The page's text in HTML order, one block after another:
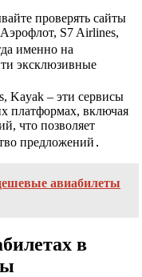
проверять сайты
S7 Airlines,
именно на
эксклюзивные
Kayak – эти сервисы
платформах, включая
что позволяет
предложений․
авиабилеты
в